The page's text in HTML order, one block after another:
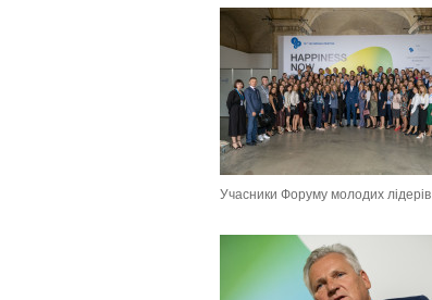
Учасники Форуму молодих лідерів